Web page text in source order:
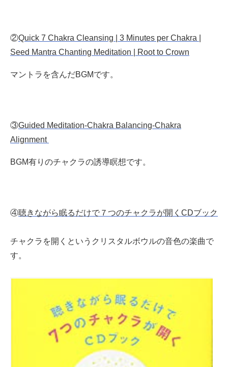
②Quick 7 Chakra Cleansing | 3 Minutes per Chakra |
Seed Mantra Chanting Meditation | Root to Crown
マントラを含んだBGMです。
③Guided Meditation-Chakra Balancing-Chakra
Alignment
BGM有りのチャクラの誘導瞑想です。
④聴きながら眠るだけで７つのチャクラが開くCDブック
チャクラを開くというクリスタルボウルの音色の楽曲で
す。